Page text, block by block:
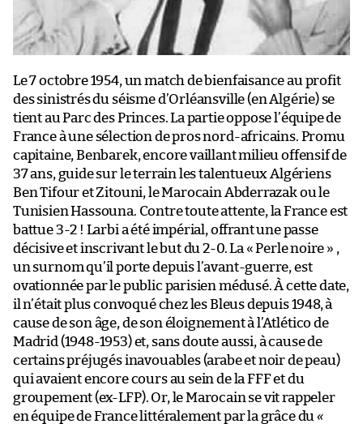
Le 7 octobre 1954, un match de bienfaisance au profit
des sinistrés du séisme d’Orléansville (en Algérie) se
tient au Parc des Princes. La partie oppose l’équipe de
France à une sélection de pros nord-africains. Promu
capitaine, Benbarek, encore vaillant milieu offensif de
37 ans, guide sur le terrain les talentueux Algériens
Ben Tifour et Zitouni, le Marocain Abderrazak ou le
Tunisien Hassouna. Contre toute attente, la France est
battue 3-2 ! Larbi a été impérial, offrant une passe
décisive et inscrivant le but du 2-0. La « Perle noire » ,
un surnom qu’il porte depuis l’avant-guerre, est
ovationnée par le public parisien médusé. À cette date,
il n’était plus convoqué chez les Bleus depuis 1948, à
cause de son âge, de son éloignement à l’Atlético de
Madrid (1948-1953) et, sans doute aussi, à cause de
certains préjugés inavouables (arabe et noir de peau)
qui avaient encore cours au sein de la FFF et du
groupement (ex-LFP). Or, le Marocain se vit rappeler
en équipe de France littéralement par la grâce du«